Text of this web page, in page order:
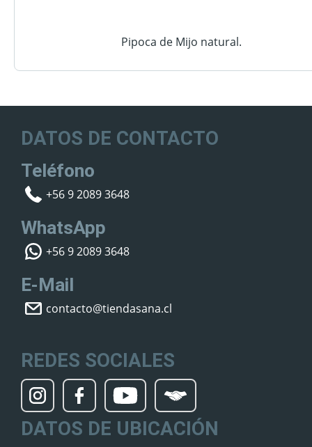
Pipoca de Mijo natural.
DATOS DE CONTACTO
Teléfono
+56 9 2089 3648
WhatsApp
+56 9 2089 3648
E-Mail
contacto@tiendasana.cl
REDES SOCIALES
DATOS DE UBICACIÓN